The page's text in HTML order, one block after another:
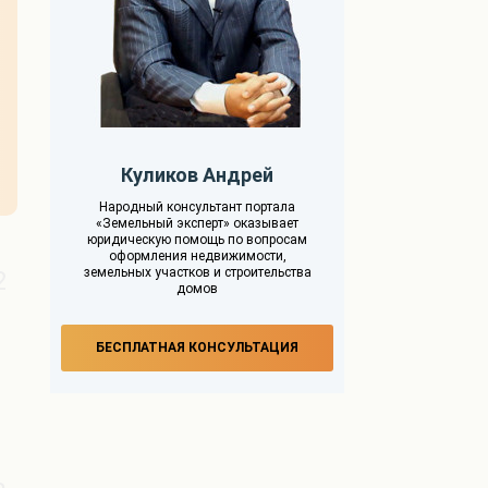
Куликов Андрей
Народный консультант портала
«Земельный эксперт» оказывает
юридическую помощь по вопросам
оформления недвижимости,
земельных участков и строительства
домов
БЕСПЛАТНАЯ КОНСУЛЬТАЦИЯ